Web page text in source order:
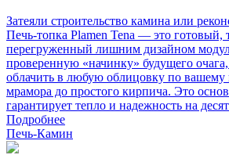
Затеяли строительство камина или
Печь-топка Plamen Tena — это готовый,
перегруженный лишним дизайном
проверенную «начинку» будущего
облачить в любую облицовку по вашему
мрамора до простого кирпича. Это
гарантирует тепло и надежность на
Подробнее
Печь-Камин